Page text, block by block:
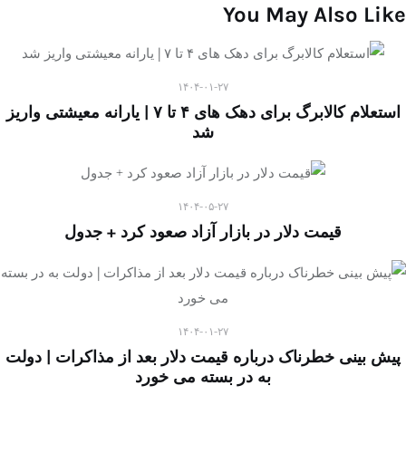
You May Also Like
۱۴۰۴-۰۱-۲۷
استعلام کالابرگ برای دهک های ۴ تا ۷ | یارانه معیشتی واریز
شد
۱۴۰۴-۰۵-۲۷
قیمت دلار در بازار آزاد صعود کرد + جدول
۱۴۰۴-۰۱-۲۷
پیش بینی خطرناک درباره قیمت دلار بعد از مذاکرات | دولت
به در بسته می خورد